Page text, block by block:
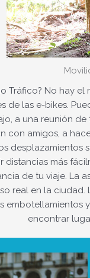
Tráfico? No hay
de las e-bikes.
a una reunión
con amigos, a
desplazamientos
distancias más
de tu viaje. La
real en la ciudad.
embotellamientos
encontrar